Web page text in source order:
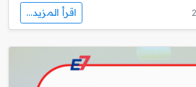
اقرأ المزيد...